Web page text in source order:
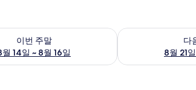
이번 주말
월 14일 ~ 8월 16일
가능 여부 확인, 8월 14일 ~ 8월 16일
다
8월 21
다음 주말 예약 가